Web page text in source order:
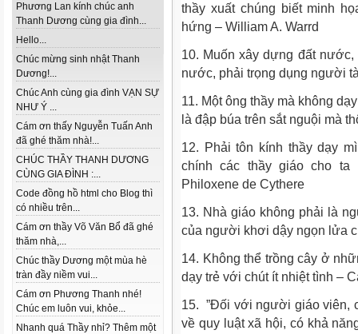
Phương Lan kính chúc anh
Thanh Dương cùng gia đình...
Hello...
Chúc mừng sinh nhật Thanh
Dương!...
Chúc Anh cùng gia đình VẠN SỰ
NHƯ Ý ...
Cám ơn thấy Nguyễn Tuấn Anh
đã ghé thăm nhà!...
CHÚC THẦY THANH DƯƠNG
CÙNG GIA ĐÌNH :...
Code đồng hồ html cho Blog thì
có nhiều trên...
Cám ơn thầy Võ Văn Bổ đã ghé
thăm nhà,...
Chúc thầy Dương một mùa hè
tràn đầy niềm vui...
Cám ơn Phương Thanh nhé!
Chúc em luôn vui, khỏe...
Nhanh quá Thầy nhỉ? Thêm một
thầy xuất chúng biết minh
hứng – William A. Warrd
10. Muốn xây dựng đất
nước, phải trọng dụng người
11. Một ông thầy mà không
là đập búa trên sắt nguội mà
12. Phải tôn kính thầy dạy
chính các thầy giáo cho
Philoxene de Cythere
13. Nhà giáo không phải là
của người khơi dậy ngọn lửa
14. Không thể trồng cây ở
dạy trẻ với chút ít nhiệt tình –
15. ”Đối với người giáo viên,
về quy luật xã hội, có khả